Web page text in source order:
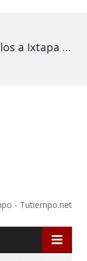
Morelia va por el regreso de vuelos a Ixtapa y Puerto Vallarta
- Tutiempo.net